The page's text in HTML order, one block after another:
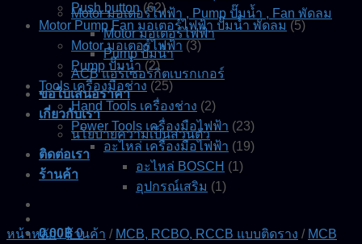
Motor มอเตอร์ไฟฟ้า , Pump ปั๊มน้ำ , Fan พัดลม
Motor มอเตอร์ไฟฟ้า
Pump ปั๊มน้ำ
ACB แอร์เซอร์กิตเบรกเกอร์
ขอใบเสนอราคา
เกี่ยวกับเรา
นโยบายความเป็นส่วนตัว
ติดต่อเรา
ร้านค้า
0.00฿ 0
Push button (62)
Motor Pump Fan มอเตอร์ไฟฟ้า ปั๊มน้ำ พัดลม (5)
Motor มอเตอร์ไฟฟ้า (3)
Pump ปั๊มน้ำ (2)
Tools เครื่องมือช่าง (25)
Hand Tools เครื่องช่าง (2)
Power Tools เครื่องมือไฟฟ้า (23)
อะไหล่ เครื่องมือไฟฟ้า (19)
อะไหล่ BOSCH (1)
อุปกรณ์เสริม (1)
หน้าหลัก / ร้านค้า / MCB, RCBO, RCCB แบบติดราง / MCB